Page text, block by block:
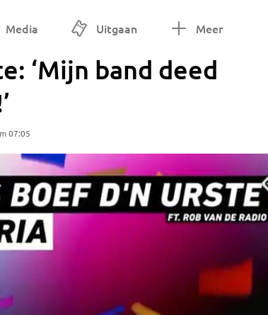
Media Uitgaan Meer
‘Mijn band deed
07:05